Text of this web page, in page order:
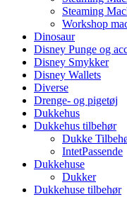
Steaming
Workshop
Dinosaur
Disney Punge og
Disney Smykker
Disney Wallets
Diverse
Drenge- og pigetøj
Dukkehus
Dukkehus tilbehør
Dukke
IntetPassende
Dukkehuse
Dukker
Dukkehuse tilbehør